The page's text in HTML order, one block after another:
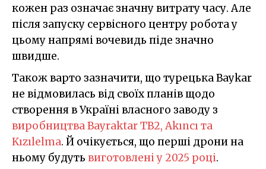
кожен раз означає значну витрату часу. Але
після запуску сервісного центру робота у
цьому напрямі вочевидь піде значно
швидше.
Також варто зазначити, що турецька Baykar
не відмовилась від своїх планів щодо
створення в Україні власного заводу з
виробництва Bayraktar TB2, Akıncı та
Kızılelma. Й очікується, що перші дрони на
ньому будуть виготовлені у 2025 році.